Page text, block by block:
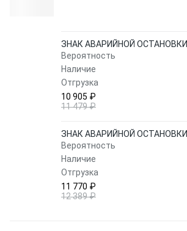
ЗНАК АВАРИЙНОЙ ОСТАНОВКИ
Вероятность
Наличие
Отгрузка
10 905 ₽
11 479 ₽
ЗНАК АВАРИЙНОЙ ОСТАНОВКИ
Вероятность
Наличие
Отгрузка
11 770 ₽
12 389 ₽